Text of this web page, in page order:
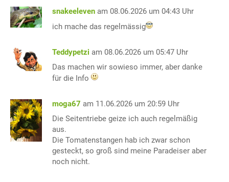
snakeeleven am 08.06.2026 um 04:43 Uhr
ich mache das regelmässig
Teddypetzi am 08.06.2026 um 05:47 Uhr
Das machen wir sowieso immer, aber danke
für die Info
moga67 am 11.06.2026 um 20:59 Uhr
Die Seitentriebe geize ich auch regelmäßig
aus.
Die Tomatenstangen hab ich zwar schon
gesteckt, so groß sind meine Paradeiser aber
noch nicht.